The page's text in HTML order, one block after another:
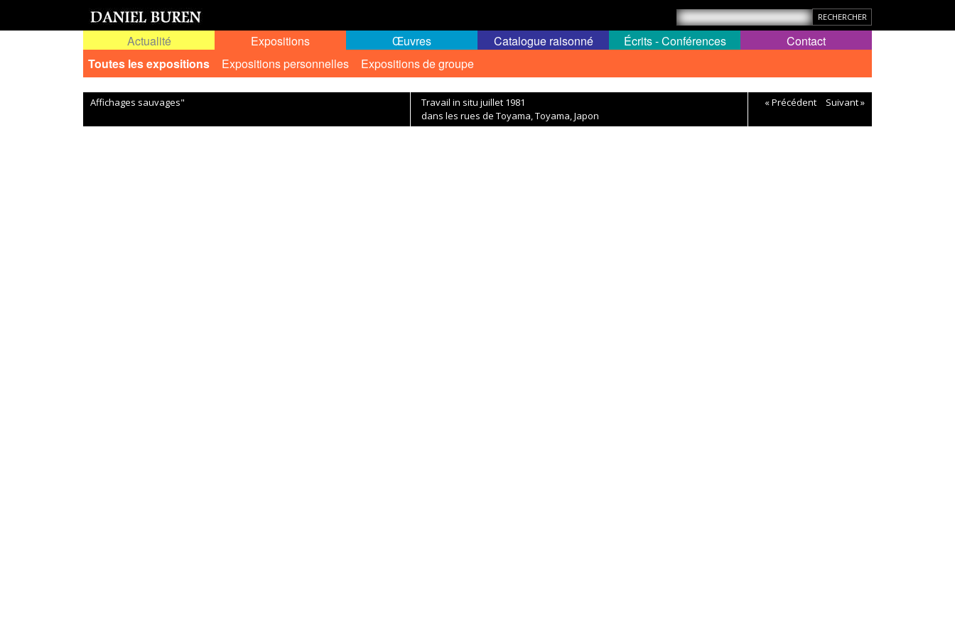
Actualité
Expositions
Toutes les expositions
Expositions personnelles Expositions de groupe
Œuvres Catalogue raisonné Écrits - Conférences Contact
Affichages sauvages"
Travail in situ juillet 1981
dans les rues de Toyama, Toyama, Japon
« Précédent Suivant »